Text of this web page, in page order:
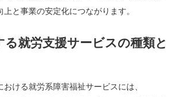
と事業の安定化につながります。
る就労支援サービスの種類と
ける就労系障害福祉サービスには、